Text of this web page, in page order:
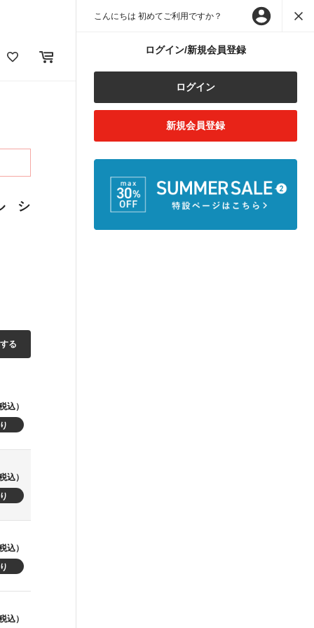
シ
る
込）
込）
込）
込）
こんにちは 初めてご利用ですか？
ログイン/新規会員登録
ログイン
新規会員登録